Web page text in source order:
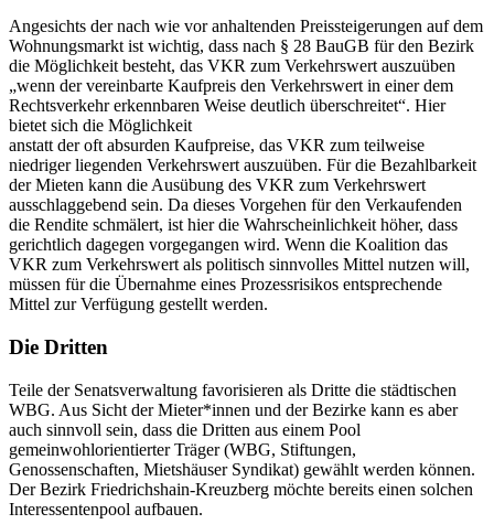
Angesichts der nach wie vor anhaltenden Preissteigerungen auf dem
Wohnungsmarkt ist wichtig, dass nach § 28 BauGB für den Bezirk
die Möglichkeit besteht, das VKR zum Verkehrswert auszuüben
„wenn der vereinbarte Kaufpreis den Verkehrswert in einer dem
Rechtsverkehr erkennbaren Weise deutlich überschreitet“. Hier
bietet sich die Möglichkeit
anstatt der oft absurden Kaufpreise, das VKR zum teilweise
niedriger liegenden Verkehrswert auszuüben. Für die Bezahlbarkeit
der Mieten kann die Ausübung des VKR zum Verkehrswert
ausschlaggebend sein. Da dieses Vorgehen für den Verkaufenden
die Rendite schmälert, ist hier die Wahrscheinlichkeit höher, dass
gerichtlich dagegen vorgegangen wird. Wenn die Koalition das
VKR zum Verkehrswert als politisch sinnvolles Mittel nutzen will,
müssen für die Übernahme eines Prozessrisikos entsprechende
Mittel zur Verfügung gestellt werden.
Die Dritten
Teile der Senatsverwaltung favorisieren als Dritte die städtischen
WBG. Aus Sicht der Mieter*innen und der Bezirke kann es aber
auch sinnvoll sein, dass die Dritten aus einem Pool
gemeinwohlorientierter Träger (WBG, Stiftungen,
Genossenschaften, Mietshäuser Syndikat) gewählt werden können.
Der Bezirk Friedrichshain-Kreuzberg möchte bereits einen solchen
Interessentenpool aufbauen.